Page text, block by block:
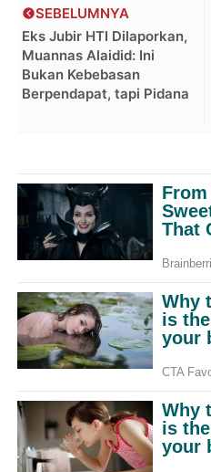
SEBELUMNYA
Eks Jubir HTI Dilaporkan,
Muannas Alaidid: Ini
Bukan Kebebasan
Berpendapat, tapi Pidana